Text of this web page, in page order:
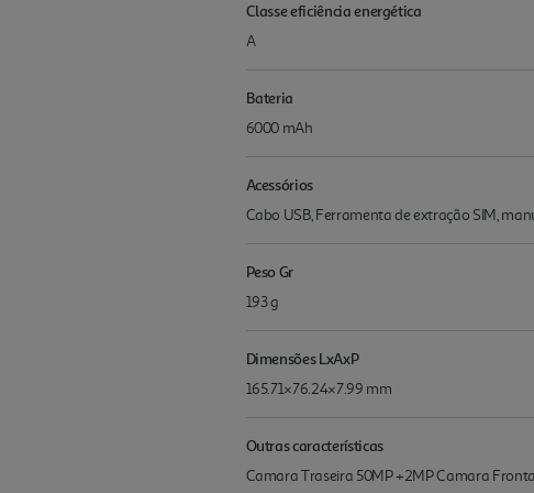
Classe eficiência energética
A
Bateria
6000 mAh
Acessórios
Cabo USB, Ferramenta de extração SIM,
Peso Gr
193 g
Dimensões LxAxP
165.71×76.24×7.99 mm
Outras características
Camara Traseira 50MP +2MP Camara